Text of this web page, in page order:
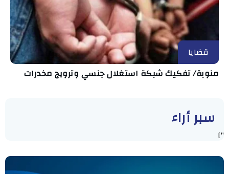
قضايا
منوبة/ تفكيك شبكة استغلال جنسي وترويج مخدرات
سبر أراء
"]